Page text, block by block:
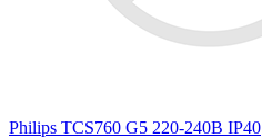
Philips TCS760 G5 220-240В IP40